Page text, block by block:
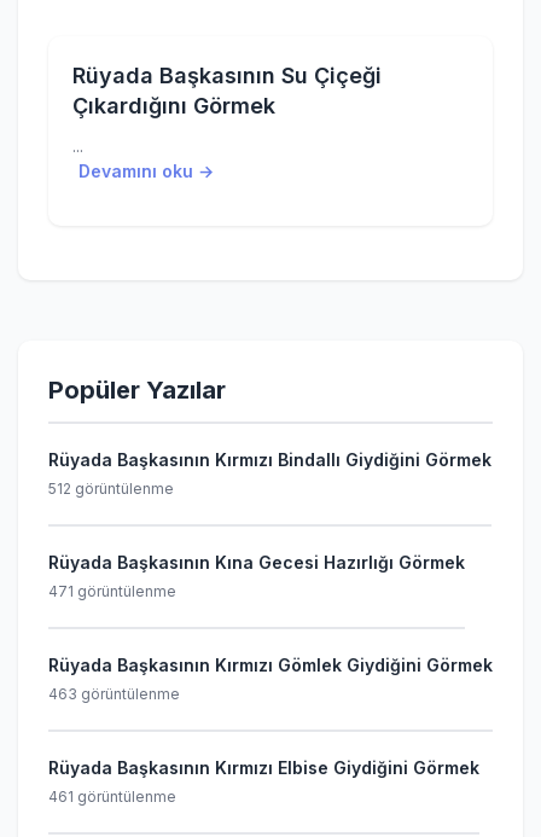
Rüyada Başkasının Su Çiçeği
Çıkardığını Görmek
...
Devamını oku →
Popüler Yazılar
Rüyada Başkasının Kırmızı Bindallı Giydiğini Görmek
512 görüntülenme
Rüyada Başkasının Kına Gecesi Hazırlığı Görmek
471 görüntülenme
Rüyada Başkasının Kırmızı Gömlek Giydiğini Görmek
463 görüntülenme
Rüyada Başkasının Kırmızı Elbise Giydiğini Görmek
461 görüntülenme